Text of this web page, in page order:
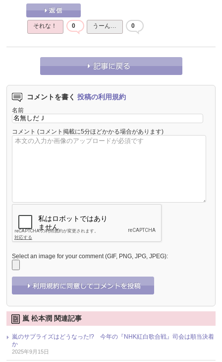
それな！ 0 うーん… 0
コメントを書く 投稿の利用規約
名前
コメント (コメント掲載に5分ほどかかる場合があります)
Select an image for your comment (GIF, PNG, JPG, JPEG):
嵐 松本潤 関連記事
嵐のサプライズはどうなった!? 今年の『NHK紅白歌合戦』司会は順当決着
か
2025年9月15日